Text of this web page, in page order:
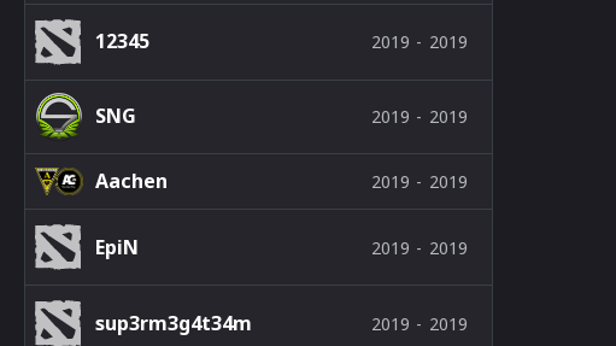
12345 2019 - 2019
SNG 2019 - 2019
Aachen 2019 - 2019
EpiN 2019 - 2019
sup3rm3g4t34m 2019 - 2019